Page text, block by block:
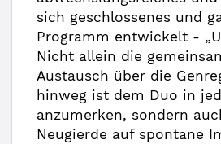
sich geschlossenes und
Programm entwickelt -
Nicht allein die
Austausch über die
hinweg ist dem Duo in
anzumerken, sondern
Neugierde auf spontane